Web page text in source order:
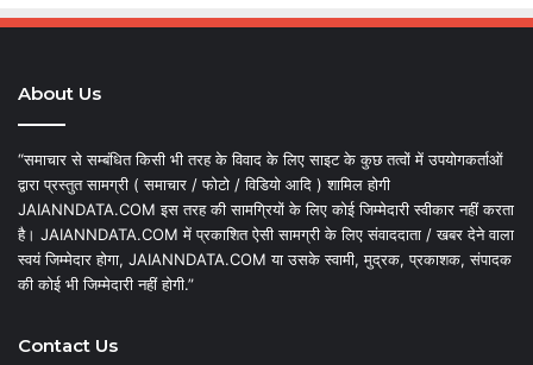
About Us
“समाचार से सम्बंधित किसी भी तरह के विवाद के लिए साइट के कुछ तत्वों में उपयोगकर्ताओं
द्वारा प्रस्तुत सामग्री ( समाचार / फोटो / विडियो आदि ) शामिल होगी
JAIANNDATA.COM इस तरह की सामग्रियों के लिए कोई जिम्मेदारी स्वीकार नहीं करता
है। JAIANNDATA.COM में प्रकाशित ऐसी सामग्री के लिए संवाददाता / खबर देने वाला
स्वयं जिम्मेदार होगा, JAIANNDATA.COM या उसके स्वामी, मुद्रक, प्रकाशक, संपादक
की कोई भी जिम्मेदारी नहीं होगी.”
Contact Us